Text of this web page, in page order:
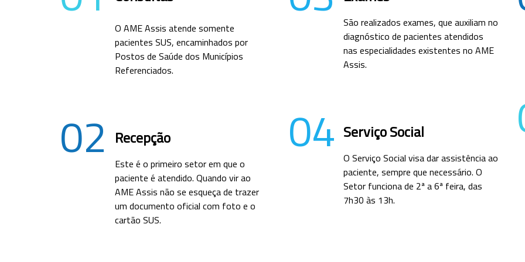
O AME Assis atende somente
pacientes SUS, encaminhados por
Postos de Saúde dos Municípios
Referenciados.
02 Recepção
Este é o primeiro setor em que o
paciente é atendido. Quando vir ao
AME Assis não se esqueça de trazer
um documento oficial com foto e o
cartão SUS.
São realizados exames, que auxiliam no
diagnóstico de pacientes atendidos
nas especialidades existentes no AME
Assis.
04 Serviço Social
O Serviço Social visa dar assistência ao
paciente, sempre que necessário. O
Setor funciona de 2ª a 6ª feira, das
7h30 às 13h.